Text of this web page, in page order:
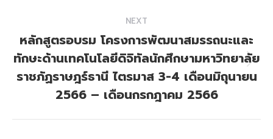
NEXT
Next
post:
หลักสูตรอบรม โครงการพัฒนาสมรรถนะและ
ทักษะด้านเทคโนโลยีดิจิทัลนักศึกษามหาวิทยาลัย
ราชภัฏราษฎร์ธานี ไตรมาส 3-4 เดือนมิถุนายน
2566 – เดือนกรกฎาคม 2566